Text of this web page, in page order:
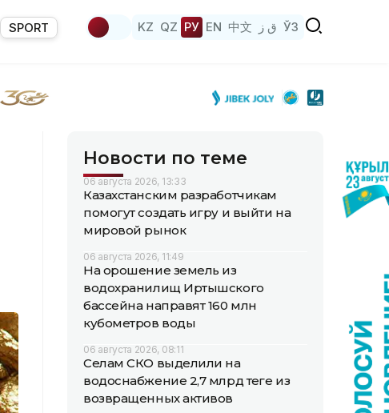
SPORT KZ QZ РУ EN 中文 ق ز ЎЗ
Новости по теме
06 августа 2026, 13:33
Казахстанским разработчикам
помогут создать игру и выйти на
мировой рынок
06 августа 2026, 11:49
На орошение земель из
водохранилищ Иртышского
бассейна направят 160 млн
кубометров воды
06 августа 2026, 08:11
Селам СКО выделили на
водоснабжение 2,7 млрд теңге из
возвращенных активов